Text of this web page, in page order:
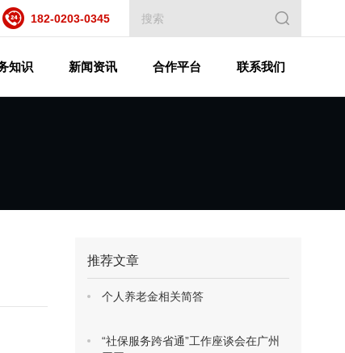
182-0203-0345
知识 新闻资讯 合作平台 联系我们
推荐文章
个人养老金相关简答
“社保服务跨省通”工作座谈会在广州